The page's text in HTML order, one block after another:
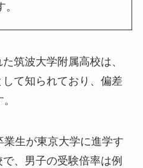
筑波大学附属高校は、
て知られており、偏差
業生が東京大学に進学す
、男子の受験倍率は例